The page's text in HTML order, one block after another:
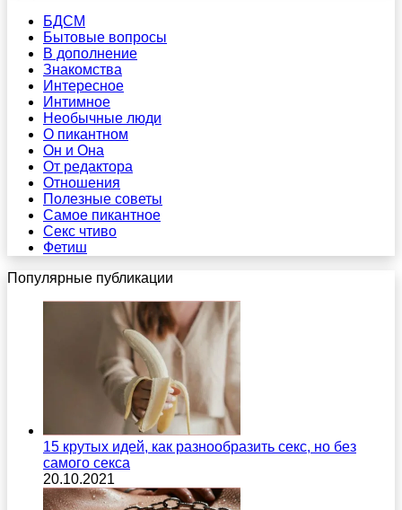
БДСМ
Бытовые вопросы
В дополнение
Знакомства
Интересное
Интимное
Необычные люди
О пикантном
Он и Она
От редактора
Отношения
Полезные советы
Самое пикантное
Секс чтиво
Фетиш
Популярные публикации
15 крутых идей, как разнообразить секс, но без
самого секса
20.10.2021